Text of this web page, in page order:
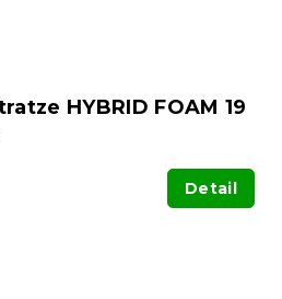
HYBRID FOAM 19
Detail